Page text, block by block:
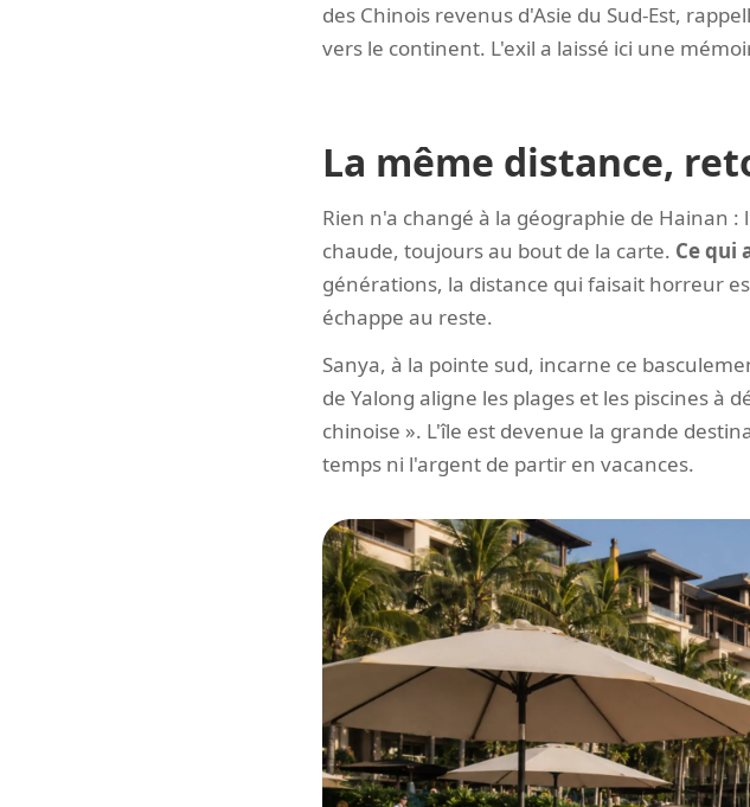
des Chinois revenus d'Asie du Sud-Est,
vers le continent. L'exil a laissé ici une
La même distance,
Rien n'a changé à la géographie de Hainan
chaude, toujours au bout de la carte. Ce qui
générations, la distance qui faisait horreur
échappe au reste.
Sanya, à la pointe sud, incarne ce
de Yalong aligne les plages et les piscines à
chinoise ». L'île est devenue la grande
temps ni l'argent de partir en vacances.